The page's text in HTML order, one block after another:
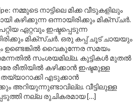
നമ്മുടെ നാട്ടിലെ മിക്ക വീടുകളിലും
കഴിക്കുന്ന ഒന്നായിരിക്കും മിക്സ്ചർ.
ഏറ്റവും ഇഷ്ടപ്പെടുന്ന
മിക്സ്ചർ. ഒരു കപ്പ് ചൂട് ചായയും
ഉണ്ടെങ്കിൽ വൈകുന്നേര സമയം
സംശയമില്ല. കുട്ടികൾ മുതൽ
രീതിയിൽ കഴിക്കാൻ ഇഷ്ടമുള്ള
തയ്യാറാക്കി എടുക്കാൻ
അറിയുന്നുണ്ടാവില്ല. വീട്ടിലുള്ള
നല്ല രുചികരമായ […]